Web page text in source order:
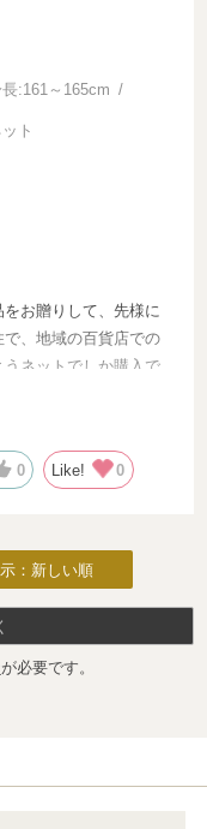
:161～165cm
ト
お贈りして、先様に
、地域の百貨店での
ネットでしか購入で
送りした以上の、丁
0 Like! 0
：新しい順
が必要です。